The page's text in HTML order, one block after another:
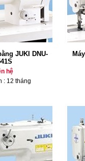
JUKI DNU-
hệ
: 12 tháng